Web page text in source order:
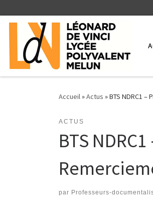
Skip to content
Accueil»Actus »BTS NDRC1
ACTUS
BTS
par Professeurs-